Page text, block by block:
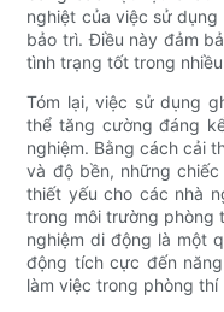
nghiệt của việc sử
bảo trì. Điều này đảm
tình trạng tốt trong
Tóm lại, việc sử dụng
thể tăng cường đáng
nghiệm. Bằng cách cải
và độ bền, những
thiết yếu cho các nhà
trong môi trường phòng
nghiệm di động là một
động tích cực đến
làm việc trong phòng thí